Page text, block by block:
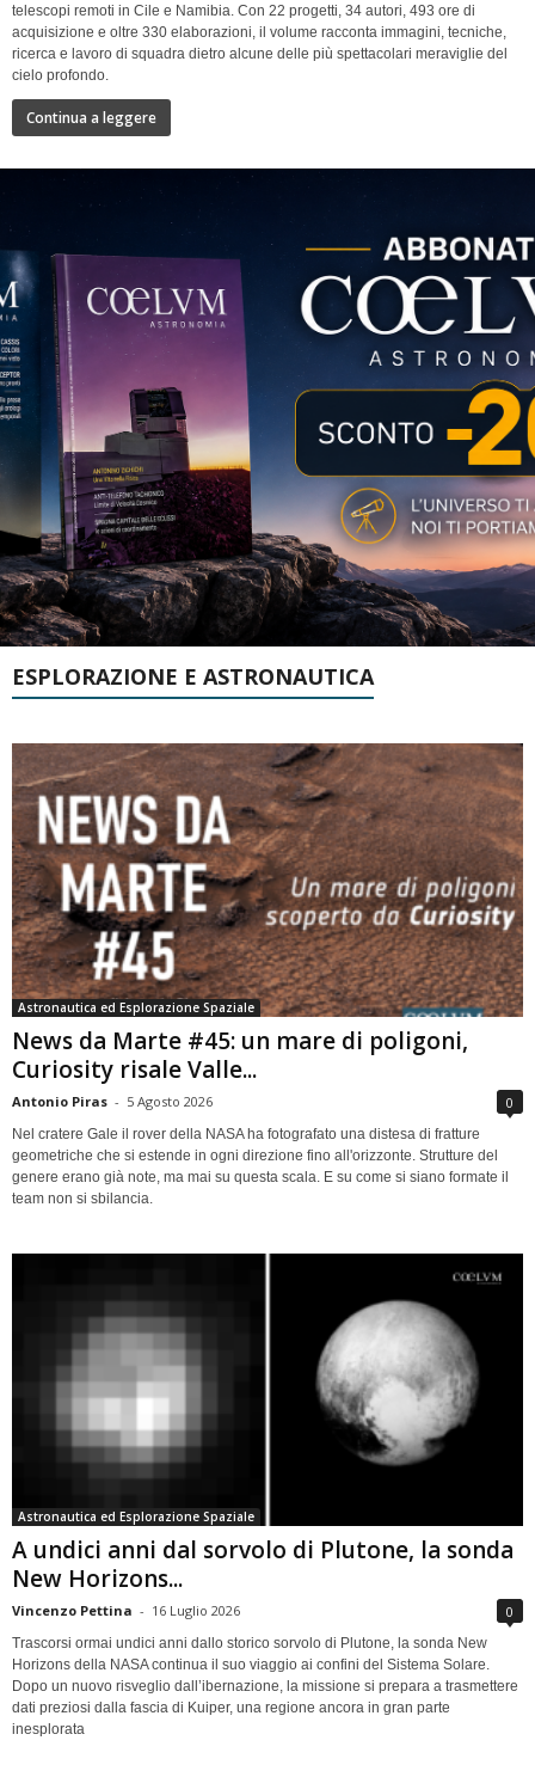
telescopi remoti in Cile e Namibia. Con 22 progetti, 34 autori, 493 ore di
acquisizione e oltre 330 elaborazioni, il volume racconta immagini, tecniche,
ricerca e lavoro di squadra dietro alcune delle più spettacolari meraviglie del
cielo profondo.
Continua a leggere
ESPLORAZIONE E ASTRONAUTICA
Astronautica ed Esplorazione Spaziale
News da Marte #45: un mare di poligoni,
Curiosity risale Valle...
Antonio Piras - 5 Agosto 2026 0
Nel cratere Gale il rover della NASA ha fotografato una distesa di fratture
geometriche che si estende in ogni direzione fino all'orizzonte. Strutture del
genere erano già note, ma mai su questa scala. E su come si siano formate il
team non si sbilancia.
Astronautica ed Esplorazione Spaziale
A undici anni dal sorvolo di Plutone, la sonda
New Horizons...
Vincenzo Pettina - 16 Luglio 2026 0
Trascorsi ormai undici anni dallo storico sorvolo di Plutone, la sonda New
Horizons della NASA continua il suo viaggio ai confini del Sistema Solare.
Dopo un nuovo risveglio dall’ibernazione, la missione si prepara a trasmettere
dati preziosi dalla fascia di Kuiper, una regione ancora in gran parte
inesplorata